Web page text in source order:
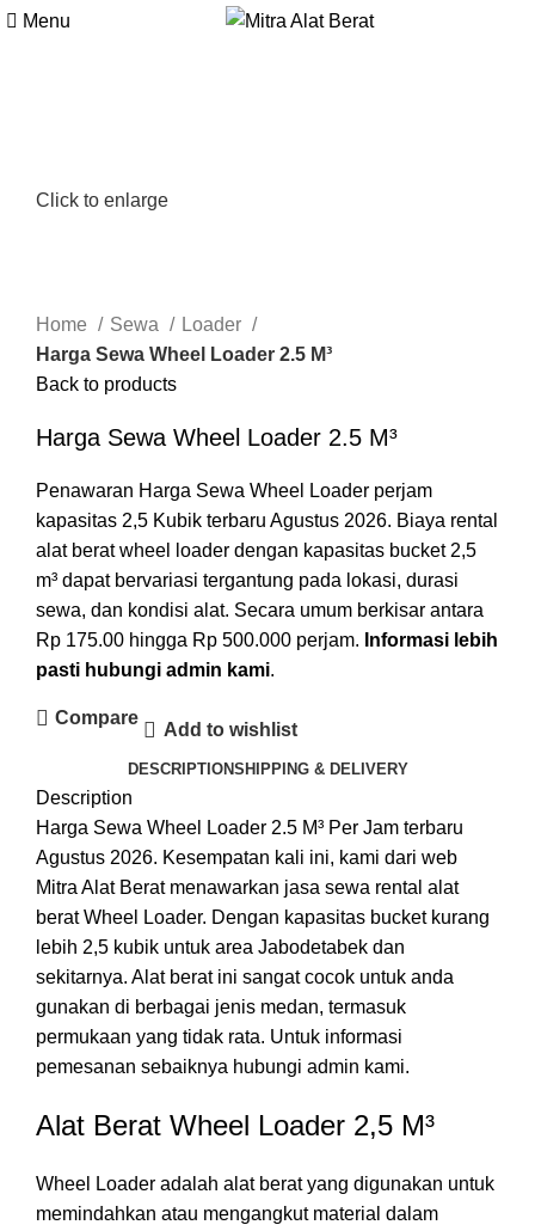
Menu
Click to enlarge
Home Sewa
Loader
Harga Sewa Wheel Loader 2.5 M³
Back to products
Harga Sewa Wheel Loader 2.5 M³
Penawaran Harga Sewa Wheel Loader perjam
kapasitas 2,5 Kubik terbaru Agustus 2026. Biaya rental
alat berat wheel loader dengan kapasitas bucket 2,5
m³ dapat bervariasi tergantung pada lokasi, durasi
sewa, dan kondisi alat. Secara umum berkisar antara
Rp 175.00 hingga Rp 500.000 perjam. Informasi lebih
pasti hubungi admin kami.
Compare
Add to wishlist
DESCRIPTIONSHIPPING & DELIVERY
Description
Harga Sewa Wheel Loader 2.5 M³ Per Jam terbaru
Agustus 2026. Kesempatan kali ini, kami dari web
Mitra Alat Berat menawarkan jasa sewa rental alat
berat Wheel Loader. Dengan kapasitas bucket kurang
lebih 2,5 kubik untuk area Jabodetabek dan
sekitarnya. Alat berat ini sangat cocok untuk anda
gunakan di berbagai jenis medan, termasuk
permukaan yang tidak rata. Untuk informasi
pemesanan sebaiknya hubungi admin kami.
Alat Berat Wheel Loader 2,5 M³
Wheel Loader adalah alat berat yang digunakan untuk
memindahkan atau mengangkut material dalam